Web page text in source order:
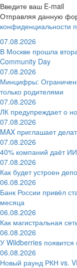
Введите ваш E-mail
Отправляя данную
конфиденциальности
07.08.2026
В Москве прошла
Community Day
07.08.2026
Минцифры:
только родителями
07.08.2026
ЛК предупреждает о
07.08.2026
MAX приглашает
07.08.2026
40% компаний даёт
07.08.2026
Как будет устроен
06.08.2026
Банк России привёл
месяца
06.08.2026
Как магистральная
06.08.2026
У Wildberries
06.08.2026
Новый раунд РКН vs.